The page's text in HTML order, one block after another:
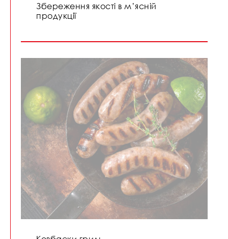
Збереження якості в м’ясній
продукції